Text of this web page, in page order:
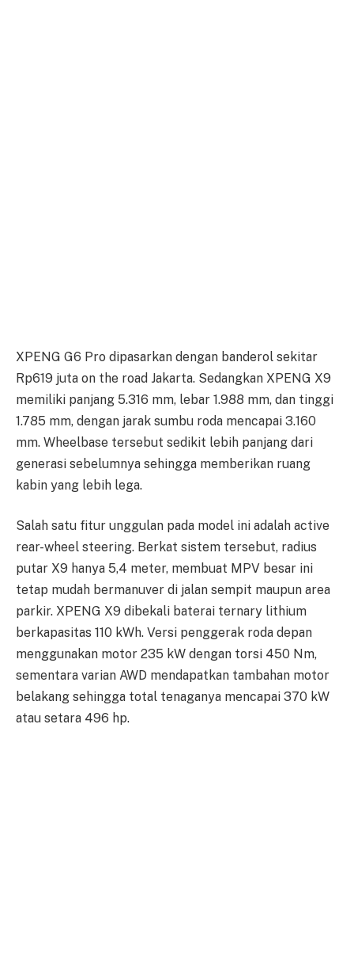
XPENG G6 Pro dipasarkan dengan banderol sekitar
Rp619 juta on the road Jakarta. Sedangkan XPENG X9
memiliki panjang 5.316 mm, lebar 1.988 mm, dan tinggi
1.785 mm, dengan jarak sumbu roda mencapai 3.160
mm. Wheelbase tersebut sedikit lebih panjang dari
generasi sebelumnya sehingga memberikan ruang
kabin yang lebih lega.
Salah satu fitur unggulan pada model ini adalah active
rear-wheel steering. Berkat sistem tersebut, radius
putar X9 hanya 5,4 meter, membuat MPV besar ini
tetap mudah bermanuver di jalan sempit maupun area
parkir. XPENG X9 dibekali baterai ternary lithium
berkapasitas 110 kWh. Versi penggerak roda depan
menggunakan motor 235 kW dengan torsi 450 Nm,
sementara varian AWD mendapatkan tambahan motor
belakang sehingga total tenaganya mencapai 370 kW
atau setara 496 hp.